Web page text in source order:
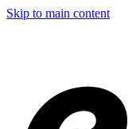
Skip to main content